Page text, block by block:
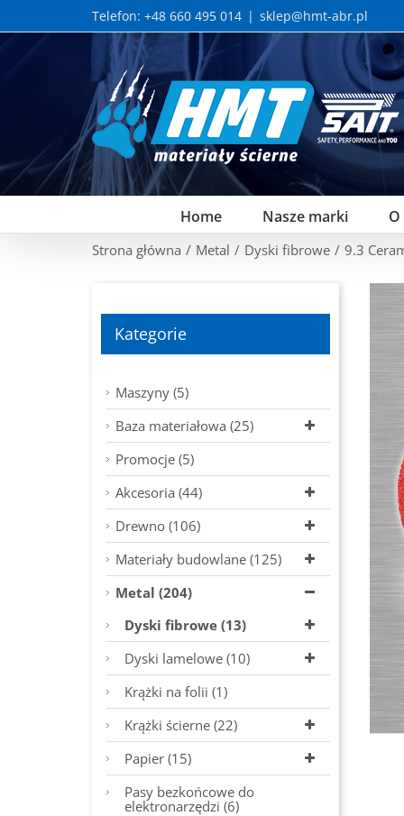
to
Telefon: +48 660 495 014 | sklep@hmt-abr.pl
Home Nasze marki
Strona główna / Metal / Dyski fibrowe / 9.3
Kategorie
Maszyny (5)
Baza materiałowa (25)
Promocje (5)
Akcesoria (44)
Drewno (106)
Materiały budowlane (125)
Metal (204)
Dyski fibrowe (13)
Dyski lamelowe (10)
Krążki na folii (1)
Krążki ścierne (22)
Papier (15)
Pasy bezkońcowe do
elektronarzędzi (6)